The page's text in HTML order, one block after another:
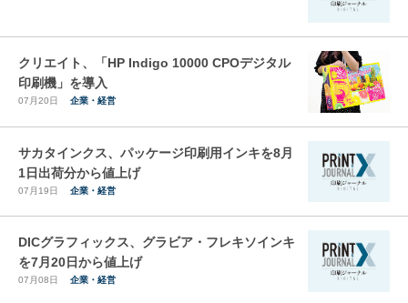
クリエイト、「HP Indigo 10000 CPOデジタル
印刷機」を導入
07月20日 企業・経営
サカタインクス、パッケージ印刷用インキを8月
1日出荷分から値上げ
07月19日 企業・経営
DICグラフィックス、グラビア・フレキソインキ
を7月20日から値上げ
07月08日 企業・経営